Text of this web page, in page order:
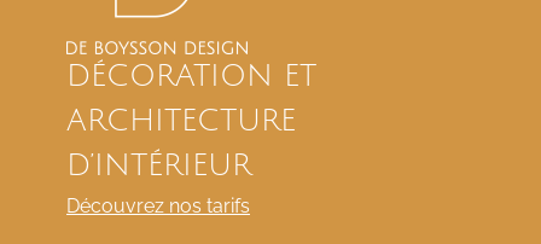
DÉCORATION ET
ARCHITECTURE
D’INTÉRIEUR
Découvrez nos tarifs